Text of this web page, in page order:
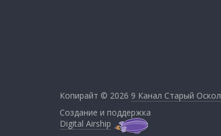
Копирайт © 2026 9 Канал Старый Оскол
Создание и поддержка
Digital Airship